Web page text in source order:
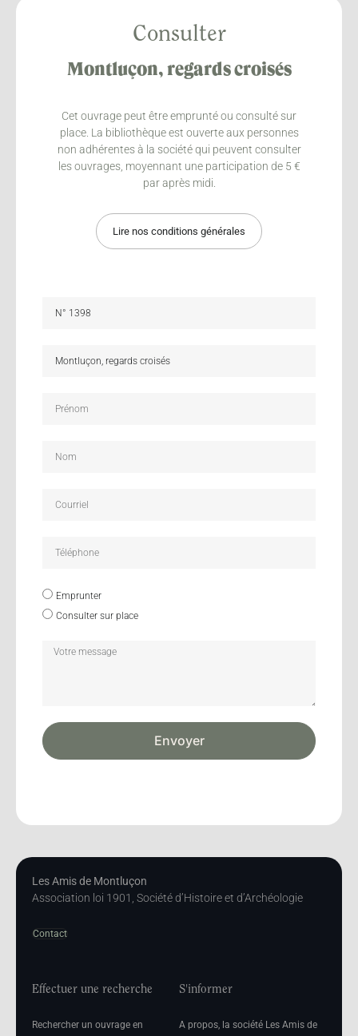
Consulter
Montluçon, regards croisés
Cet ouvrage peut être emprunté ou consulté sur
place. La bibliothèque est ouverte aux personnes
non adhérentes à la société qui peuvent consulter
les ouvrages, moyennant une participation de 5 €
par après midi.
Lire nos conditions générales
Emprunter
Consulter sur place
Envoyer
Les Amis de Montluçon
Association loi 1901, Société d’Histoire et d’Archéologie
Contact
Effectuer une recherche
Rechercher un ouvrage en
S'informer
A propos, la société Les Amis de